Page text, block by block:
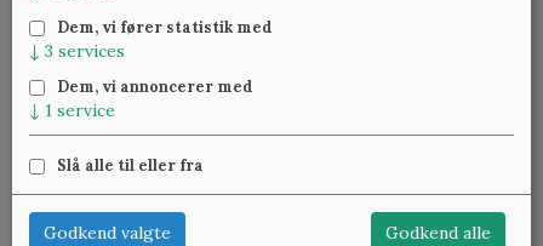
nye varer.
22 25 69 11
lennart@studinski.dk
Dem, vi fører statistik med
↓ 3 services
Dem, vi annoncerer med
↓ 1 service
Slå alle til eller fra
Godkend valgte Godkend alle